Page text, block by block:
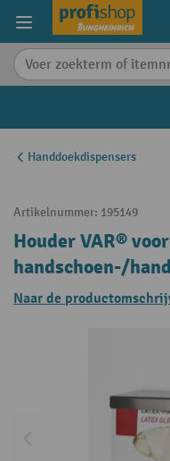
content
Handdoekdispensers
Artikelnummer: 195149
Houder VAR® voor
handschoen-/
Naar de